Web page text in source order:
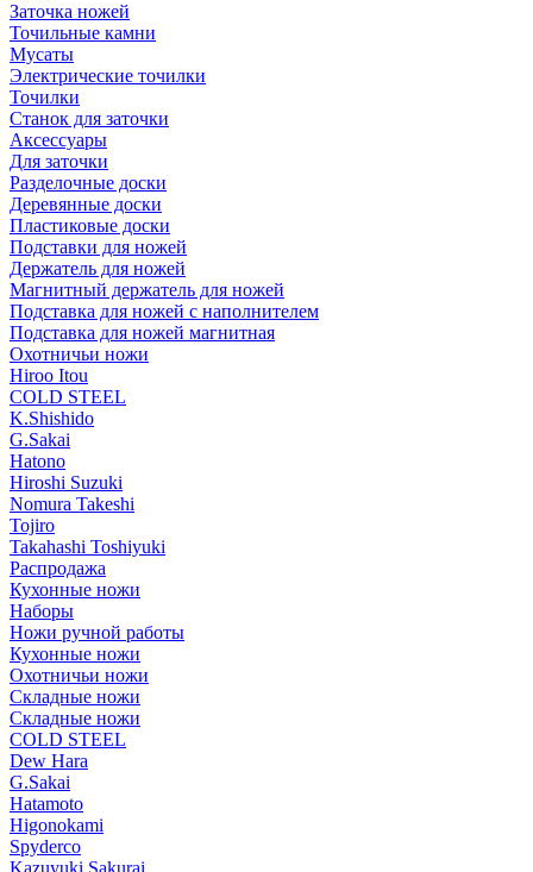
Заточка ножей
Точильные камни
Мусаты
Электрические точилки
Точилки
Станок для заточки
Аксессуары
Для заточки
Разделочные доски
Деревянные доски
Пластиковые доски
Подставки для ножей
Держатель для ножей
Магнитный держатель для ножей
Подставка для ножей с наполнителем
Подставка для ножей магнитная
Охотничьи ножи
Hiroo Itou
COLD STEEL
K.Shishido
G.Sakai
Hatono
Hiroshi Suzuki
Nomura Takeshi
Tojiro
Takahashi Toshiyuki
Распродажа
Кухонные ножи
Наборы
Ножи ручной работы
Кухонные ножи
Охотничьи ножи
Складные ножи
Складные ножи
COLD STEEL
Dew Hara
G.Sakai
Hatamoto
Higonokami
Spyderco
Kazuyuki Sakurai